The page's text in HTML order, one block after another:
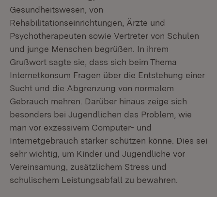
Gesundheitswesen, von
Rehabilitationseinrichtungen, Ärzte und
Psychotherapeuten sowie Vertreter von Schulen
und junge Menschen begrüßen. In ihrem
Grußwort sagte sie, dass sich beim Thema
Internetkonsum Fragen über die Entstehung einer
Sucht und die Abgrenzung von normalem
Gebrauch mehren. Darüber hinaus zeige sich
besonders bei Jugendlichen das Problem, wie
man vor exzessivem Computer- und
Internetgebrauch stärker schützen könne. Dies sei
sehr wichtig, um Kinder und Jugendliche vor
Vereinsamung, zusätzlichem Stress und
schulischem Leistungsabfall zu bewahren.